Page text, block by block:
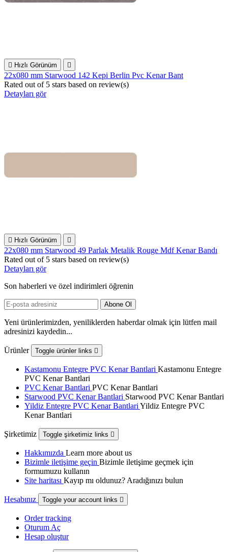
 Hızlı Görünüm 
22x080 mm Starwood 142 Kepi Berlin Pvc Kenar Bant
Rated out of 5 stars based on review(s)
Detayları gör
 Hızlı Görünüm 
22x080 mm Starwood 49 Parlak Metalik Rouge Mdf Kenar Bandı
Rated out of 5 stars based on review(s)
Detayları gör
Son haberleri ve özel indirimleri öğrenin
Yeni ürünlerimizden, yeniliklerden haberdar olmak için lütfen mail
adresinizi kaydedin...
Ürünler Toggle ürünler links 
Kastamonu Entegre PVC Kenar Bantlari Kastamonu Entegre
PVC Kenar Bantlari
PVC Kenar Bantlari PVC Kenar Bantlari
Starwood PVC Kenar Bantlari Starwood PVC Kenar Bantlari
Yildiz Entegre PVC Kenar Bantlari Yildiz Entegre PVC
Kenar Bantlari
Şirketimiz Toggle şirketimiz links 
Hakkımızda Learn more about us
Bizimle iletişime geçin Bizimle iletişime geçmek için
formumuzu kullanın
Site haritası Kayıp mı oldunuz? Aradığınızı bulun
Hesabınız Toggle your account links 
Order tracking
Oturum Aç
Hesap oluştur